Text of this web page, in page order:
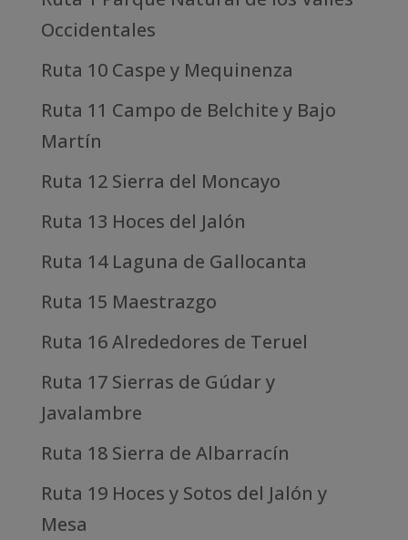
Occidentales
Ruta 10 Caspe y Mequinenza
Ruta 11 Campo de Belchite y Bajo
Martín
Ruta 12 Sierra del Moncayo
Ruta 13 Hoces del Jalón
Ruta 14 Laguna de Gallocanta
Ruta 15 Maestrazgo
Ruta 16 Alrededores de Teruel
Ruta 17 Sierras de Gúdar y
Javalambre
Ruta 18 Sierra de Albarracín
Ruta 19 Hoces y Sotos del Jalón y
Mesa